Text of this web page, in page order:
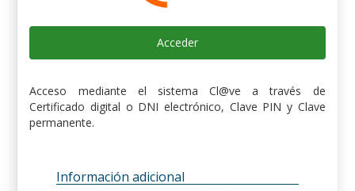
Acceder
Acceso mediante el sistema Cl@ve a través de
Certificado digital o DNI electrónico, Clave PIN y Clave
permanente.
Información adicional